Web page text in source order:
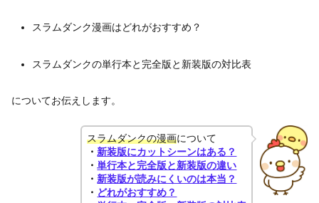
スラムダンク漫画はどれがおすすめ？
スラムダンクの単行本と完全版と新装版の対比表
についてお伝えします。
スラムダンクの漫画について
・新装版にカットシーンはある？
・単行本と完全版と新装版の違い
・新装版が読みにくいのは本当？
・ どれがおすすめ？